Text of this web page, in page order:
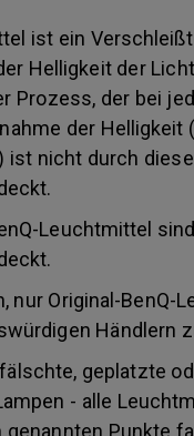
ist ein
Helligkeit der
Prozess, der bei
der Helligkeit
ist nicht durch
Leuchtmittel
nur Original-BenQ-
Händlern
geplatzte
- alle
genannten Punkte